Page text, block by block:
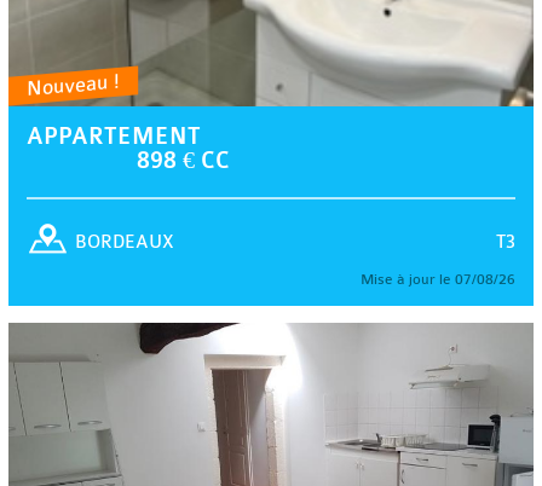
Nouveau !
APPARTEMENT
898 € CC
T3
BORDEAUX
Mise à jour le 07/08/26